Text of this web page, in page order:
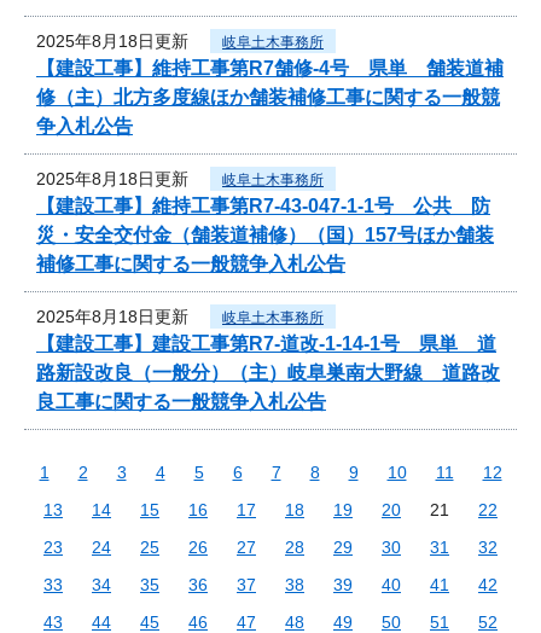
2025年8月18日更新 岐阜土木事務所
【建設工事】維持工事第R7舗修-4号 県単 舗装道補
修（主）北方多度線ほか舗装補修工事に関する一般競
争入札公告
2025年8月18日更新 岐阜土木事務所
【建設工事】維持工事第R7-43-047-1-1号 公共 防
災・安全交付金（舗装道補修）（国）157号ほか舗装
補修工事に関する一般競争入札公告
2025年8月18日更新 岐阜土木事務所
【建設工事】建設工事第R7-道改-1-14-1号 県単 道
路新設改良（一般分）（主）岐阜巣南大野線 道路改
良工事に関する一般競争入札公告
1 2 3 4 5 6 7 8 9 10 11
12
13
14 15 16 17 18 19 20 21
22
23
24 25 26 27 28 29 30 31
32
33
34 35 36 37 38 39 40 41
42
43
44 45 46 47 48 49 50 51
52